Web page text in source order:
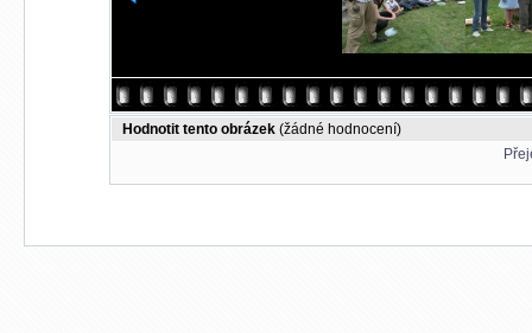
Hodnotit tento obrázek(žádné hodnocení)